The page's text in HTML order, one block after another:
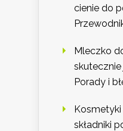
cienie do
Mleczko
Porady i
Kosmetyki
składniki